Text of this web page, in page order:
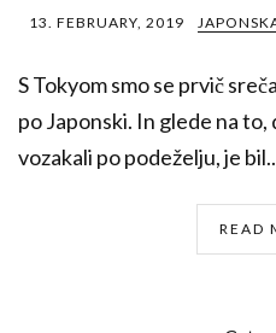
13. FEBRUARY, 2019
S Tokyom smo se prvič
po Japonski. In glede na to,
vozakali po podeželju, je
READ